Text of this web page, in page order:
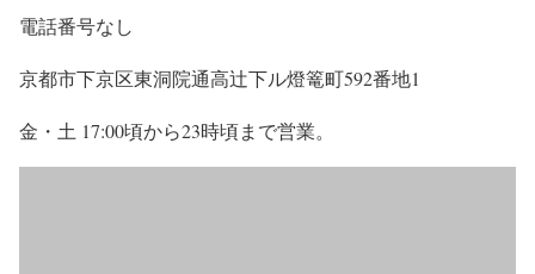
電話番号なし
京都市下京区東洞院通高辻下ル燈篭町592番地1
金・土 17:00頃から23時頃まで営業。